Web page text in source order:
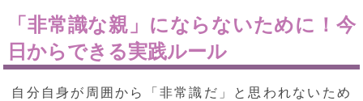
「非常識な親」にならないために！今
日からできる実践ルール
自分自身が周囲から「非常識だ」と思われないため